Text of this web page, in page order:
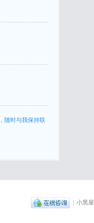
随时与我保持联
| 小黑屋